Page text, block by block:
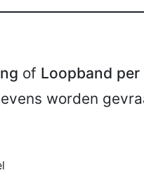
of Loopband per
worden